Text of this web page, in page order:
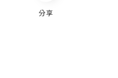
分享